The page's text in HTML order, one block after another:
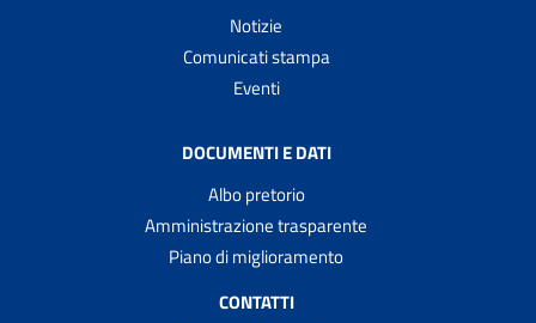
Notizie
Comunicati stampa
Eventi
DOCUMENTI E DATI
Albo pretorio
Amministrazione trasparente
Piano di miglioramento
CONTATTI